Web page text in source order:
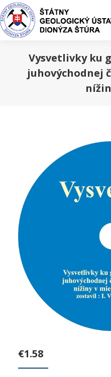
Vysvetlivky ku
juhovýchodnej
€1.58